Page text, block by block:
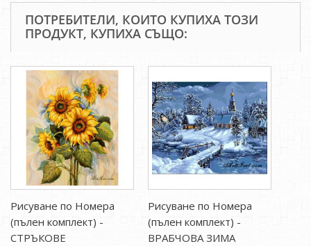
ПОТРЕБИТЕЛИ, КОИТО КУПИХА ТОЗИ
ПРОДУКТ, КУПИХА СЪЩО:
Рисуване по Номера
(пълен комплект) -
СТРЪКОВЕ
Рисуване по Номера
(пълен комплект) -
ВРАБЧОВА ЗИМА